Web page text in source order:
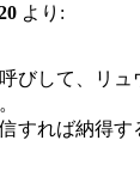
より:
びして、リュ
すれば納得す